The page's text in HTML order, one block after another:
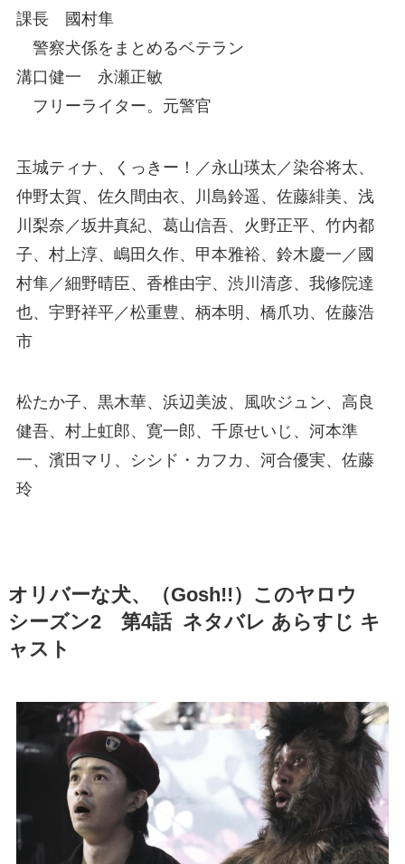
課長 國村隼
警察犬係をまとめるベテラン
溝口健一 永瀬正敏
フリーライター。元警官
玉城ティナ、くっきー！／永山瑛太／染谷将太、
仲野太賀、佐久間由衣、川島鈴遥、佐藤緋美、浅
川梨奈／坂井真紀、葛山信吾、火野正平、竹内都
子、村上淳、嶋田久作、甲本雅裕、鈴木慶一／國
村隼／細野晴臣、香椎由宇、渋川清彦、我修院達
也、宇野祥平／松重豊、柄本明、橋爪功、佐藤浩
市
松たか子、黒木華、浜辺美波、風吹ジュン、高良
健吾、村上虹郎、寛一郎、千原せいじ、河本準
一、濱田マリ、シシド・カフカ、河合優実、佐藤
玲
オリバーな犬、（Gosh!!）このヤロウ
シーズン2 第4話 ネタバレ あらすじ キ
ャスト